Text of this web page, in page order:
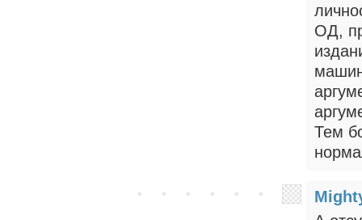
ОД,
Тем